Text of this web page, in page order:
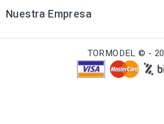
Nuestra Empresa
TORMODEL © -